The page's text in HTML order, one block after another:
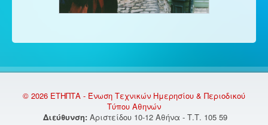
© 2026 ΕΤΗΠΤΑ - Ένωση Τεχνικών Ημερησίου & Περιοδικού
Τύπου Αθηνών
Διεύθυνση: Αριστείδου 10-12 Αθήνα - Τ.Τ. 105 59